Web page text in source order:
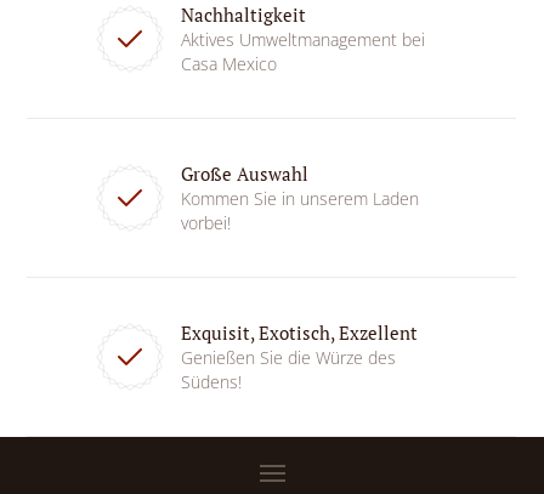
Nachhaltigkeit
Aktives Umweltmanagement bei
Casa Mexico
Große Auswahl
Kommen Sie in unserem Laden
vorbei!
Exquisit, Exotisch, Exzellent
Genießen Sie die Würze des
Südens!